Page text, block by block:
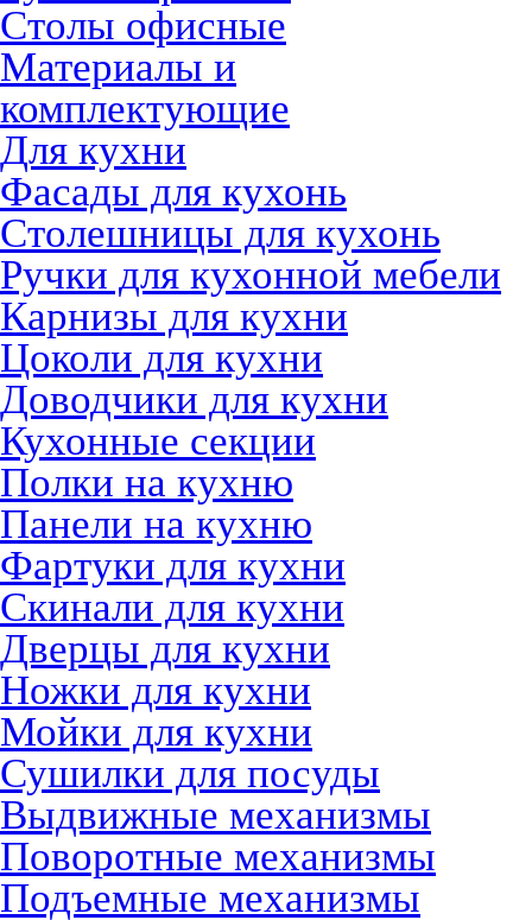
Столы офисные
Материалы и
комплектующие
Для кухни
Фасады для кухонь
Столешницы для кухонь
Ручки для кухонной мебели
Карнизы для кухни
Цоколи для кухни
Доводчики для кухни
Кухонные секции
Полки на кухню
Панели на кухню
Фартуки для кухни
Скинали для кухни
Дверцы для кухни
Ножки для кухни
Мойки для кухни
Сушилки для посуды
Выдвижные механизмы
Поворотные механизмы
Подъемные механизмы